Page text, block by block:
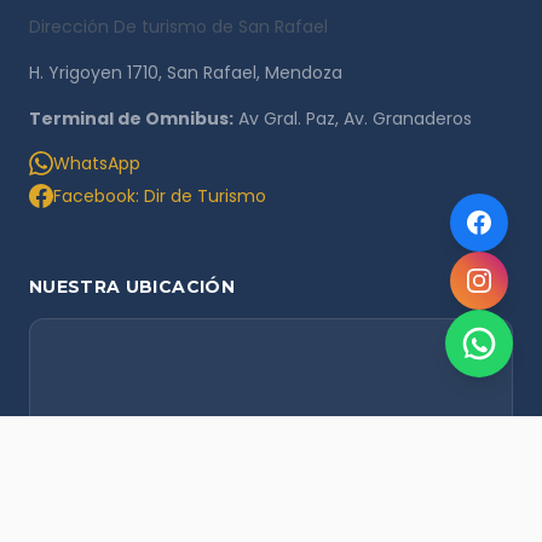
Dirección De turismo de San Rafael
H. Yrigoyen 1710, San Rafael, Mendoza
Terminal de Omnibus: Av Gral. Paz, Av. Granaderos
WhatsApp
Facebook: Dir de Turismo
NUESTRA UBICACIÓN